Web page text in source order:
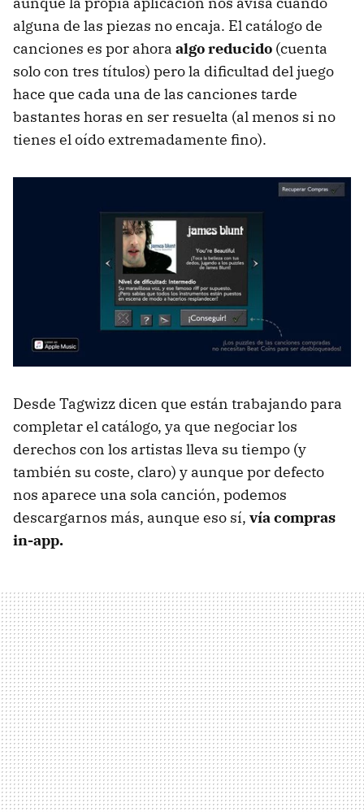
alguna de las piezas no encaja. El catálogo de
canciones es por ahora algo reducido (cuenta
solo con tres títulos) pero la dificultad del juego
hace que cada una de las canciones tarde
bastantes horas en ser resuelta (al menos si no
tienes el oído extremadamente fino).
Desde Tagwizz dicen que están trabajando para
completar el catálogo, ya que negociar los
derechos con los artistas lleva su tiempo (y
también su coste, claro) y aunque por defecto
nos aparece una sola canción, podemos
descargarnos más, aunque eso sí, vía compras
in-app.